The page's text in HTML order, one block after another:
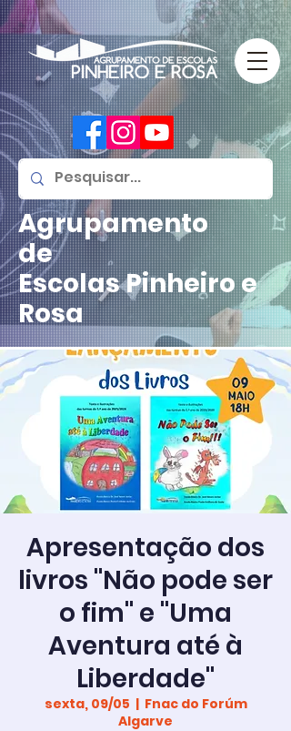
Agrupamento
de
EscolasPinheiro e
Rosa
Apresentação dos
livros "Não pode ser
o fim" e "Uma
Aventura até à
Liberdade"
sexta, 09/05
  |
Fnac do Forúm
Algarve